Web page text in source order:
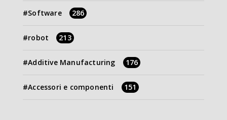
Software 286
robot 213
Additive Manufacturing 176
Accessori e componenti 151